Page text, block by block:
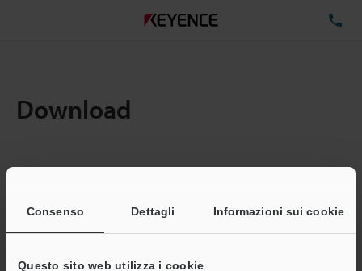
Consenso Dettagli Informazioni sui cookie
Questo sito web utilizza i cookie
Download
Quantita: 1Dimensioni file totali:0.71MB